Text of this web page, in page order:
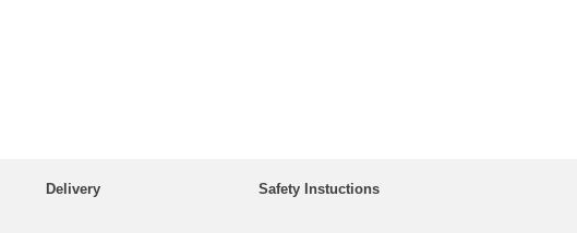
Delivery Safety Instuctions